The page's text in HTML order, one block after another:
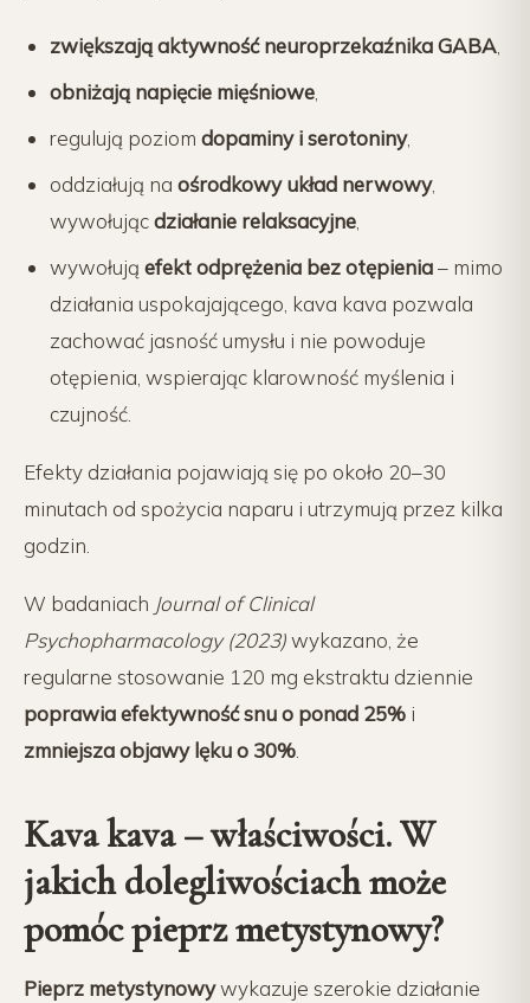
zwiększają aktywność neuroprzekaźnika GABA
obniżają napięcie mięśniowe
regulują poziom dopaminy i serotoniny,
oddziałują na ośrodkowy układ nerwowy,
wywołującdziałanie relaksacyjne
wywołują efekt odprężenia bez otępienia– mimo
działania uspokajającego, kava kava pozwala
zachować jasność umysłu i nie powoduje
otępienia, wspierając klarowność myślenia i
czujność.
Efekty działania pojawiają się po około 20–30
minutach od spożycia naparu i utrzymują przez kilka
godzin.
W badaniach Journal of Clinical
Psychopharmacology (2023)wykazano, że
regularne stosowanie 120 mg ekstraktu dziennie
poprawia efektywność snu o ponad 25% i
zmniejsza objawy lęku o 30%
Kava kava – właściwości. W
jakich dolegliwościach może
pomóc pieprz metystynowy?
Pieprz metystynowywykazuje szerokie działanie